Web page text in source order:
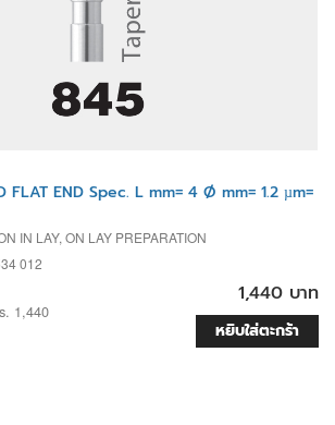
FLAT END Spec. L mm= 4 Ø mm= 1.2 µm=
IN LAY, ON LAY PREPARATION
012
1,440
1,440 บาท
หยิบใส่ตะกร้า